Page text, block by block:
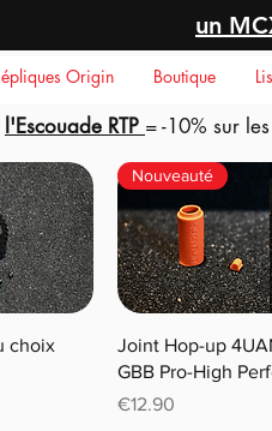
un
Origin Boutique
l'Escouade RTP = -10% sur
choix
Nouveauté
Joint Hop-up
GBB Pro-High
Price
€12.90